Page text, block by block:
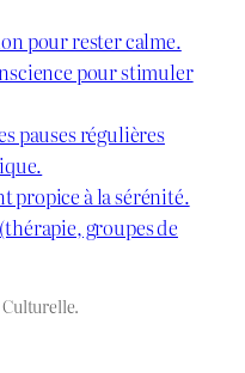
pour rester calme.
pour stimuler
pauses régulières
propice à la sérénité.
groupes de